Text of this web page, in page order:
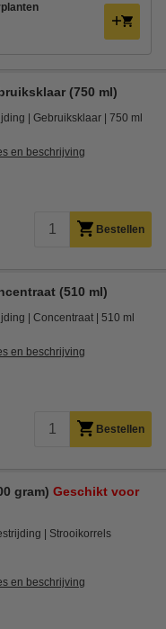
(750 ml)
Gebruiksklaar 750 ml
en beschrijving
Bestellen
(510 ml)
Concentraat 510 ml
en beschrijving
Bestellen
gram) Geschikt voor
Strooikorrels
en beschrijving